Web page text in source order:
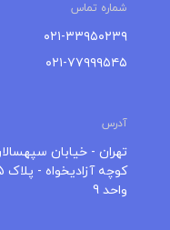
شماره تماس
۰۲۱-۳۳۹۵۰۲۳۹
۰۲۱-۷۷۹۹۹۵۴۵
آدرس
تهران - خیابان
واحد 9